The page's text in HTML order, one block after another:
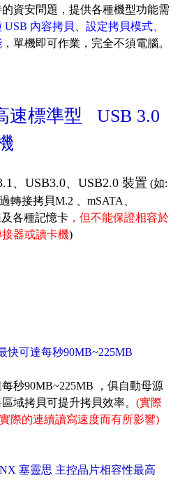
資安問題，提供各種機型功能需
USB 內容拷貝、設定拷貝模式、
，單機即可作業，完全不須電腦。
速標準型 USB 3.0
、USB3.0、USB2.0 裝置 (如:
轉接拷貝M.2 、mSATA、
各種記憶卡，但不能保證相容於
器或讀卡機)
快可達每秒90MB~225MB
秒90MB~225MB ，俱自動母源
域拷貝可提升拷貝效率。 (實際
際的連續讀寫速度而有所影響)
塞靈思 主控晶片相容性最高